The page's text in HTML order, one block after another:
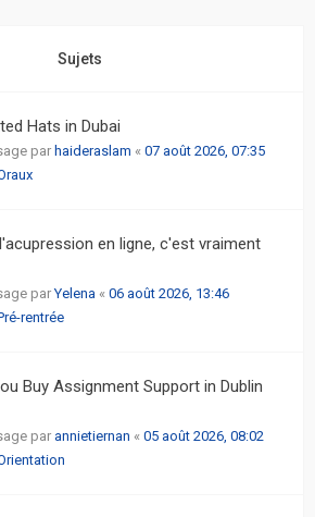
Sujets
Hats in Dubai
par haideraslam « 07 août 2026, 07:35
en ligne, c'est vraiment
parYelena « 06 août 2026, 13:46
rentrée
Buy Assignment Support in Dublin
par annietiernan « 05 août 2026, 08:02